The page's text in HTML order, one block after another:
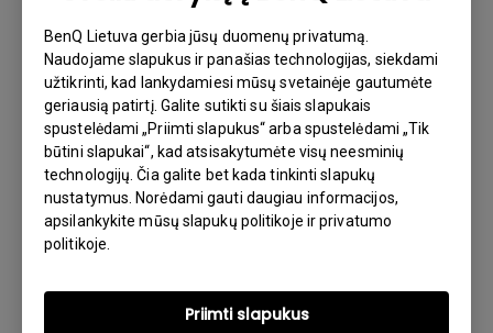
BenQ Lietuva gerbia jūsų duomenų privatumą.
Naudojame slapukus ir panašias technologijas, siekdami
užtikrinti, kad lankydamiesi mūsų svetainėje gautumėte
geriausią patirtį. Galite sutikti su šiais slapukais
spustelėdami „Priimti slapukus“ arba spustelėdami „Tik
būtini slapukai“, kad atsisakytumėte visų neesminių
technologijų. Čia galite bet kada tinkinti slapukų
nustatymus. Norėdami gauti daugiau informacijos,
apsilankykite mūsų slapukų politikoje ir privatumo
politikoje.
Priimti slapukus
Arba pasirinkite gaminio kategoriją ir modelį
Produkto kategorija
Produkto kategorija
Modelio pavadinimas